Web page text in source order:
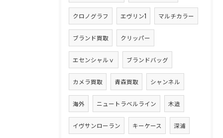
クロノグラフ エヴリン1 マルチカラー
ブランド買取 クリッパー
エセンシャルｖ ブランドバッグ
カメラ買取 青森買取 シャンネル
海外 ニュートラベルライン 木造
イヴサンローラン キーケース 深浦